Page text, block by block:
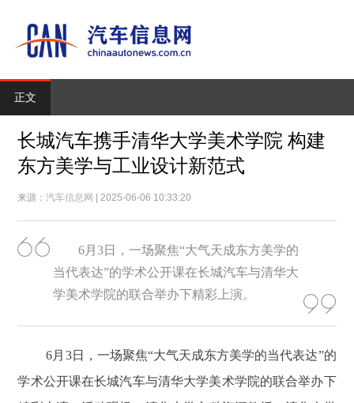
正文
长城汽车携手清华大学美术学院 构建
东方美学与工业设计新范式
来源：汽车信息网 | 2025-06-06 10:33:20
6月3日，一场聚焦“大气天成东方美学的
当代表达”的学术公开课在长城汽车与清华大
学美术学院的联合举办下精彩上演。
6月3日，一场聚焦“大气天成东方美学的当代表达”的
学术公开课在长城汽车与清华大学美术学院的联合举办下